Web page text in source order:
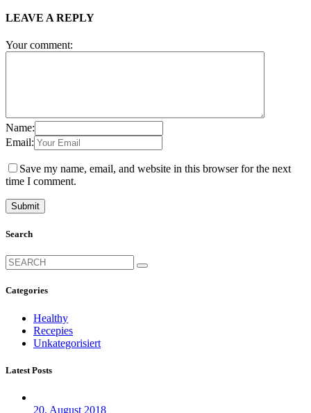
LEAVE A REPLY
Your comment:
Name:
Email:
Save my name, email, and website in this browser for the next
time I comment.
Search
Search
for:
Categories
Healthy
Recepies
Unkategorisiert
Latest Posts
20. August 2018